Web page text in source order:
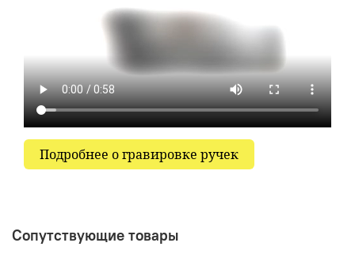
Подробнее о гравировке ручек
Сопутствующие товары